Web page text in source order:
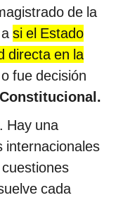
de la
si el Estado
directa en la
o fue decisión
Hay una
internacionales
cada